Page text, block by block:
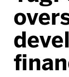
中心架构
数据资源
中国与全球发展
人力资本
全球经济治理